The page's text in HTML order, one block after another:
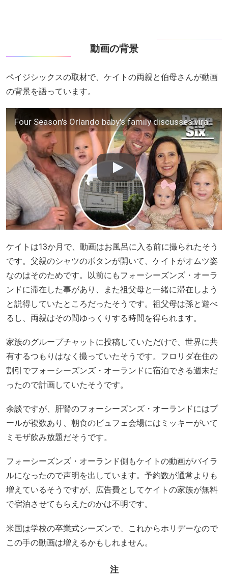
動画の背景
ペイジシックスの取材で、ケイトの両親と伯母さんが動画
の背景を語っています。
Four Season's Orlando baby's family discusses viral fame: exclusive interview
ケイトは13か月で、動画はお風呂に入る前に撮られたそう
です。父親のシャツのボタンが開いて、ケイトがオムツ姿
なのはそのためです。以前にもフォーシーズンズ・オーラ
ンドに滞在した事があり、また祖父母と一緒に滞在しよう
と説得していたところだったそうです。祖父母は孫と遊べ
るし、両親はその間ゆっくりする時間を得られます。
家族のグループチャットに投稿していただけで、世界に共
有するつもりはなく撮っていたそうです。フロリダ在住の
割引でフォーシーズンズ・オーランドに宿泊できる週末だ
ったので計画していたそうです。
余談ですが、肝腎のフォーシーズンズ・オーランドにはプ
ールが複数あり、朝食のビュフェ会場にはミッキーがいて
ミモザ飲み放題だそうです。
フォーシーズンズ・オーランド側もケイトの動画がバイラ
ルになったので声明を出しています。予約数が通常よりも
増えているそうですが、広告費としてケイトの家族が無料
で宿泊させてもらえたのかは不明です。
米国は学校の卒業式シーズンで、これからホリデーなので
この手の動画は増えるかもしれません。
注